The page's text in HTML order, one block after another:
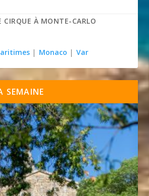
CIRQUE À MONTE-CARLO
| Monaco | Var
SEMAINE